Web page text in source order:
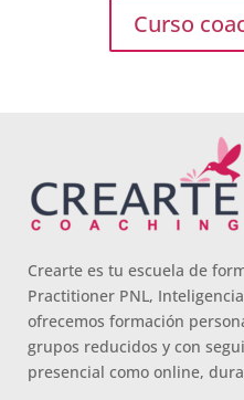
Curso
Crearte es tu escuela de
Practitioner PNL,
ofrecemos formación
grupos reducidos y con
presencial como online,